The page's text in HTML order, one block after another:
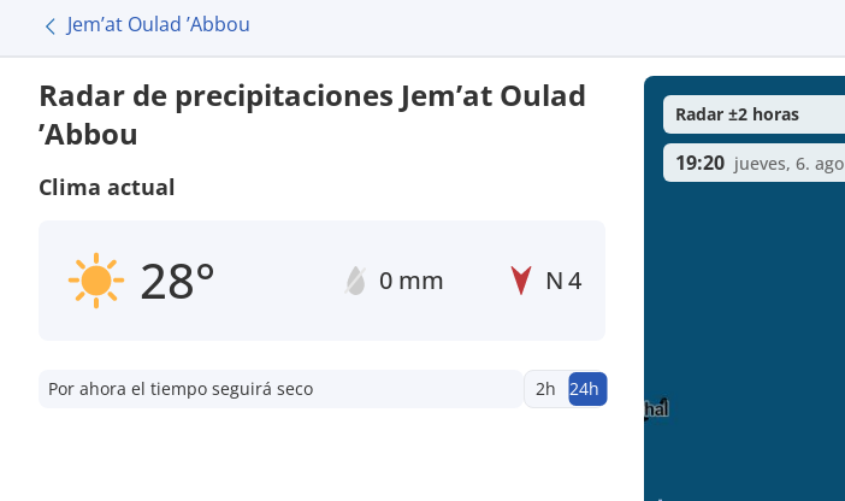
Jem’at Oulad ’Abbou
Radar de precipitaciones Jem’at Oulad
’Abbou
Clima actual
28° 0 mm N4
Por ahora el tiempo seguirá seco 2h 24h
Radar ±2 horas
19:20 jueves, 6. ago